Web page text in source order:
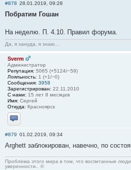
#878 28.01.2019, 09:28
Побратим Гошан
На неделю. П. 4.10. Правил форума.
Да, я зануда, я знаю...
Sverm
Администратор
Репутация: 5065 (+5124/−59)
Лояльность: 1 (+1/−0)
Сообщения: 3958
Зарегистрирован: 22.11.2010
С нами: 15 лет 8 месяцев
Имя: Сергей
Откуда: Красноярск
Отправить личное сообщение
#879 01.02.2019, 09:34
Arghett заблокирован, навечно, по
Проблема этого мира в том, что воспитанные
уверенности.. ©